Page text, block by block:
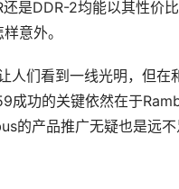
是DDR-2均能以其性价
意外。
人们看到一线光明，但在
成功的关键依然在于
的产品推广无疑也是远不